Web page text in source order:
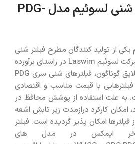
ویژگی کلی فیلتر شنی لسوئیم مدل PDG-
یکی از تولید کنندگان مطرح فیلتر شنی
تکنولوژی روز می‌باشد. شرکت لسوئیم Laswim در راستای برآورده
کردن نیاز مشتریان با سلایق گوناگون، فیلترهای شنی سری PDG
فیلترهایی با قیمت مناسب و اقتصادی
به علت استفاده از پوشش محافظ در
امکان کارکرد درازمدت زیر تابش اشعه
امکان پذیر گردیده است. فیلتر
ایمکس در مدل های